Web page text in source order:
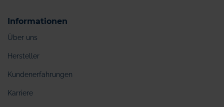
Informationen
Über uns
Hersteller
Kundenerfahrungen
Karriere